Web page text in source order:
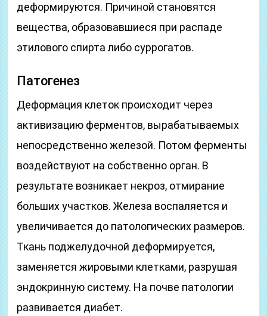
деформируются. Причиной становятся
вещества, образовавшиеся при распаде
этилового спирта либо суррогатов.
Патогенез
Деформация клеток происходит через
активизацию ферментов, вырабатываемых
непосредственно железой. Потом ферменты
воздействуют на собственно орган. В
результате возникает некроз, отмирание
больших участков. Железа воспаляется и
увеличивается до патологических размеров.
Ткань поджелудочной деформируется,
заменяется жировыми клетками, разрушая
эндокринную систему. На почве патологии
развивается диабет.